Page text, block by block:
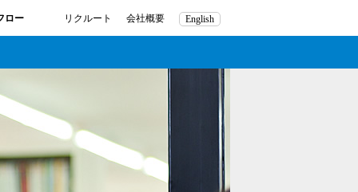
ロー リクルート 会社概要 English